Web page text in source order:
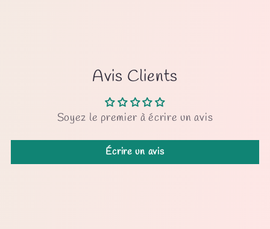
Avis Clients
Soyez le premier à écrire un avis
Écrire un avis